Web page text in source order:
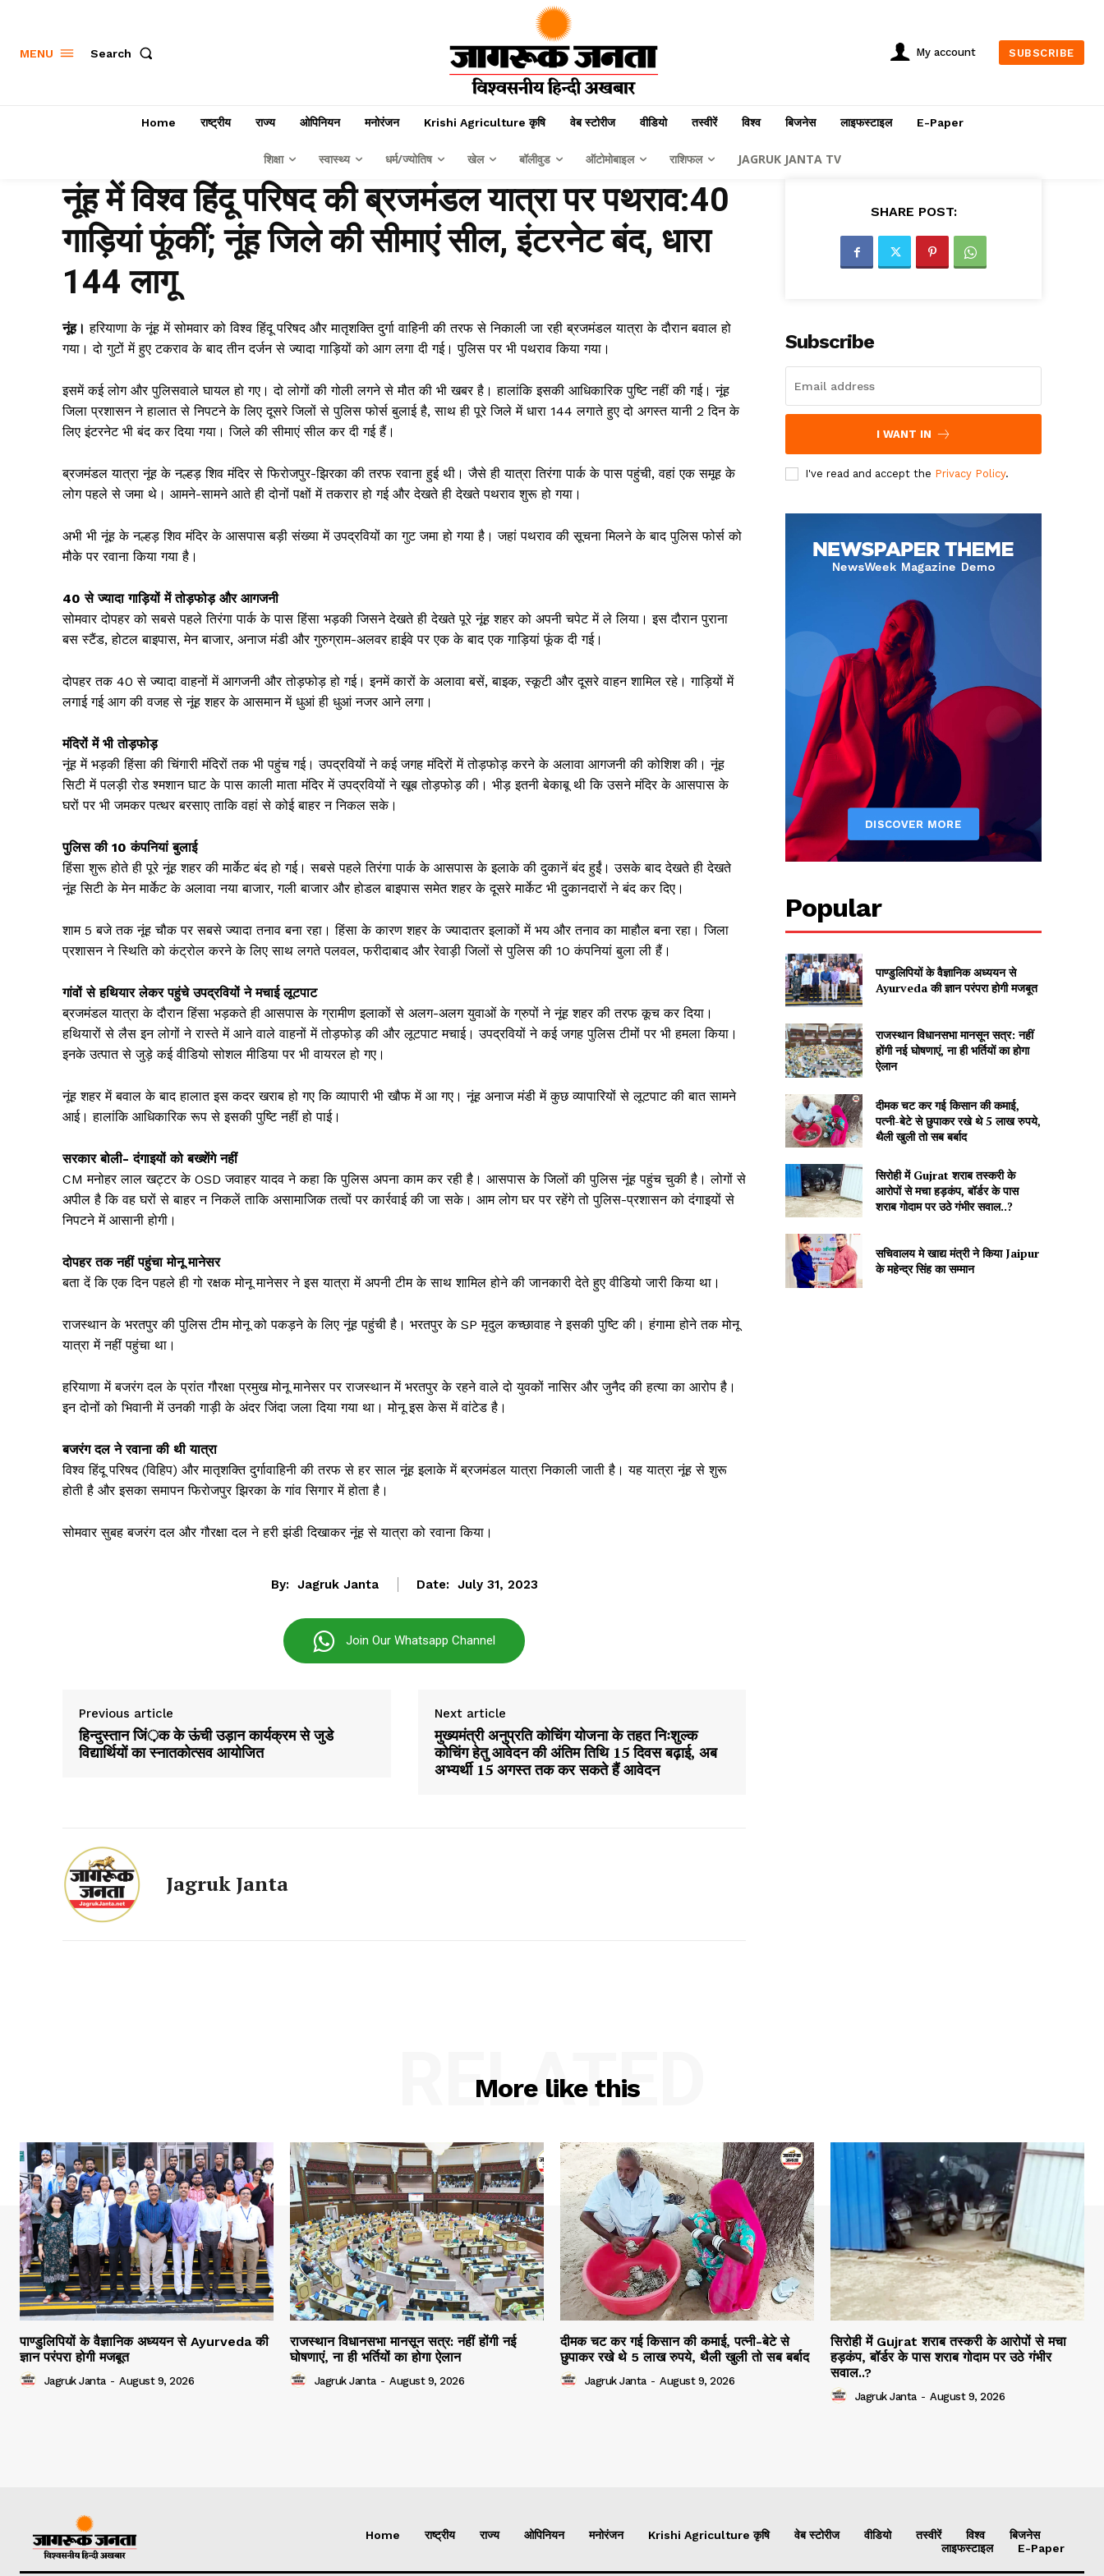
Vishwasniya Hindi
Company
Subscription Plans
MENU Search My account SUBSCRIBE
Home राष्ट्रीय राज्य ओपिनियन मनोरंजन Krishi Agriculture कृषि वेब स्टोरीज वीडियो तस्वीरें विश्व बिजनेस लाइफस्टाइल E-Paper
शिक्षा स्वास्थ्य धर्म/ज्योतिष खेल बॉलीवुड ऑटोमोबाइल राशिफल JAGRUK JANTA TV
नूंह में विश्व हिंदू परिषद की ब्रजमंडल यात्रा पर पथराव:40
गाड़ियां फूंकीं; नूंह जिले की सीमाएं सील, इंटरनेट बंद, धारा
144 लागू
नूंह। हरियाणा के नूंह में सोमवार को विश्व हिंदू परिषद और मातृशक्ति दुर्गा वाहिनी की तरफ से निकाली जा रही ब्रजमंडल यात्रा के दौरान बवाल हो
गया। दो गुटों में हुए टकराव के बाद तीन दर्जन से ज्यादा गाड़ियों को आग लगा दी गई। पुलिस पर भी पथराव किया गया।
इसमें कई लोग और पुलिसवाले घायल हो गए। दो लोगों की गोली लगने से मौत की भी खबर है। हालांकि इसकी आधिकारिक पुष्टि नहीं की गई। नूंह
जिला प्रशासन ने हालात से निपटने के लिए दूसरे जिलों से पुलिस फोर्स बुलाई है, साथ ही पूरे जिले में धारा 144 लगाते हुए दो अगस्त यानी 2 दिन के
लिए इंटरनेट भी बंद कर दिया गया। जिले की सीमाएं सील कर दी गई हैं।
ब्रजमंडल यात्रा नूंह के नल्हड़ शिव मंदिर से फिरोजपुर-झिरका की तरफ रवाना हुई थी। जैसे ही यात्रा तिरंगा पार्क के पास पहुंची, वहां एक समूह के
लोग पहले से जमा थे। आमने-सामने आते ही दोनों पक्षों में तकरार हो गई और देखते ही देखते पथराव शुरू हो गया।
अभी भी नूंह के नल्हड़ शिव मंदिर के आसपास बड़ी संख्या में उपद्रवियों का गुट जमा हो गया है। जहां पथराव की सूचना मिलने के बाद पुलिस फोर्स को
मौके पर रवाना किया गया है।
40 से ज्यादा गाड़ियों में तोड़फोड़ और आगजनी
सोमवार दोपहर को सबसे पहले तिरंगा पार्क के पास हिंसा भड़की जिसने देखते ही देखते पूरे नूंह शहर को अपनी चपेट में ले लिया। इस दौरान पुराना
बस स्टैंड, होटल बाइपास, मेन बाजार, अनाज मंडी और गुरुग्राम-अलवर हाईवे पर एक के बाद एक गाड़ियां फूंक दी गई।
दोपहर तक 40 से ज्यादा वाहनों में आगजनी और तोड़फोड़ हो गई। इनमें कारों के अलावा बसें, बाइक, स्कूटी और दूसरे वाहन शामिल रहे। गाड़ियों में
लगाई गई आग की वजह से नूंह शहर के आसमान में धुआं ही धुआं नजर आने लगा।
मंदिरों में भी तोड़फोड़
नूंह में भड़की हिंसा की चिंगारी मंदिरों तक भी पहुंच गई। उपद्रवियों ने कई जगह मंदिरों में तोड़फोड़ करने के अलावा आगजनी की कोशिश की। नूंह
सिटी में पलड़ी रोड श्मशान घाट के पास काली माता मंदिर में उपद्रवियों ने खूब तोड़फोड़ की। भीड़ इतनी बेकाबू थी कि उसने मंदिर के आसपास के
घरों पर भी जमकर पत्थर बरसाए ताकि वहां से कोई बाहर न निकल सके।
पुलिस की 10 कंपनियां बुलाई
हिंसा शुरू होते ही पूरे नूंह शहर की मार्केट बंद हो गई। सबसे पहले तिरंगा पार्क के आसपास के इलाके की दुकानें बंद हुईं। उसके बाद देखते ही देखते
नूंह सिटी के मेन मार्केट के अलावा नया बाजार, गली बाजार और होडल बाइपास समेत शहर के दूसरे मार्केट भी दुकानदारों ने बंद कर दिए।
शाम 5 बजे तक नूंह चौक पर सबसे ज्यादा तनाव बना रहा। हिंसा के कारण शहर के ज्यादातर इलाकों में भय और तनाव का माहौल बना रहा। जिला
प्रशासन ने स्थिति को कंट्रोल करने के लिए साथ लगते पलवल, फरीदाबाद और रेवाड़ी जिलों से पुलिस की 10 कंपनियां बुला ली हैं।
गांवों से हथियार लेकर पहुंचे उपद्रवियों ने मचाई लूटपाट
ब्रजमंडल यात्रा के दौरान हिंसा भड़कते ही आसपास के ग्रामीण इलाकों से अलग-अलग युवाओं के ग्रुपों ने नूंह शहर की तरफ कूच कर दिया।
हथियारों से लैस इन लोगों ने रास्ते में आने वाले वाहनों में तोड़फोड़ की और लूटपाट मचाई। उपद्रवियों ने कई जगह पुलिस टीमों पर भी हमला किया।
इनके उत्पात से जुड़े कई वीडियो सोशल मीडिया पर भी वायरल हो गए।
नूंह शहर में बवाल के बाद हालात इस कदर खराब हो गए कि व्यापारी भी खौफ में आ गए। नूंह अनाज मंडी में कुछ व्यापारियों से लूटपाट की बात सामने
आई। हालांकि आधिकारिक रूप से इसकी पुष्टि नहीं हो पाई।
सरकार बोली- दंगाइयों को बख्शेंगे नहीं
CM मनोहर लाल खट्टर के OSD जवाहर यादव ने कहा कि पुलिस अपना काम कर रही है। आसपास के जिलों की पुलिस नूंह पहुंच चुकी है। लोगों से
अपील है कि वह घरों से बाहर न निकलें ताकि असामाजिक तत्वों पर कार्रवाई की जा सके। आम लोग घर पर रहेंगे तो पुलिस-प्रशासन को दंगाइयों से
निपटने में आसानी होगी।
दोपहर तक नहीं पहुंचा मोनू मानेसर
बता दें कि एक दिन पहले ही गो रक्षक मोनू मानेसर ने इस यात्रा में अपनी टीम के साथ शामिल होने की जानकारी देते हुए वीडियो जारी किया था।
राजस्थान के भरतपुर की पुलिस टीम मोनू को पकड़ने के लिए नूंह पहुंची है। भरतपुर के SP मृदुल कच्छावाह ने इसकी पुष्टि की। हंगामा होने तक मोनू
यात्रा में नहीं पहुंचा था।
हरियाणा में बजरंग दल के प्रांत गौरक्षा प्रमुख मोनू मानेसर पर राजस्थान में भरतपुर के रहने वाले दो युवकों नासिर और जुनैद की हत्या का आरोप है।
इन दोनों को भिवानी में उनकी गाड़ी के अंदर जिंदा जला दिया गया था। मोनू इस केस में वांटेड है।
बजरंग दल ने रवाना की थी यात्रा
विश्व हिंदू परिषद (विहिप) और मातृशक्ति दुर्गावाहिनी की तरफ से हर साल नूंह इलाके में ब्रजमंडल यात्रा निकाली जाती है। यह यात्रा नूंह से शुरू
होती है और इसका समापन फिरोजपुर झिरका के गांव सिगार में होता है।
सोमवार सुबह बजरंग दल और गौरक्षा दल ने हरी झंडी दिखाकर नूंह से यात्रा को रवाना किया।
By: Jagruk Janta Date: July 31, 2023
Join Our Whatsapp Channel
Previous article
हिन्दुस्तान जिं़क के ऊंची उड़ान कार्यक्रम से जुडे
विद्यार्थियों का स्नातकोत्सव आयोजित
Next article
मुख्यमंत्री अनुप्रति कोचिंग योजना के तहत निःशुल्क
कोचिंग हेतु आवेदन की अंतिम तिथि 15 दिवस बढ़ाई, अब
अभ्यर्थी 15 अगस्त तक कर सकते हैं आवेदन
Jagruk Janta
SHARE POST:
Subscribe
I WANT IN
I've read and accept the Privacy Policy.
Popular
पाण्डुलिपियों के वैज्ञानिक अध्ययन से
Ayurveda की ज्ञान परंपरा होगी मजबूत
राजस्थान विधानसभा मानसून सत्र: नहीं
होंगी नई घोषणाएं, ना ही भर्तियों का होगा
ऐलान
दीमक चट कर गई किसान की कमाई,
पत्नी-बेटे से छुपाकर रखे थे 5 लाख रुपये,
थैली खुली तो सब बर्बाद
सिरोही में Gujrat शराब तस्करी के
आरोपों से मचा हड़कंप, बॉर्डर के पास
शराब गोदाम पर उठे गंभीर सवाल..?
सचिवालय मे खाद्य मंत्री ने किया Jaipur
के महेन्द्र सिंह का सम्मान
More like this
RELATED
पाण्डुलिपियों के वैज्ञानिक अध्ययन से Ayurveda की
ज्ञान परंपरा होगी मजबूत
Jagruk Janta - August 9, 2026
राजस्थान विधानसभा मानसून सत्र: नहीं होंगी नई
घोषणाएं, ना ही भर्तियों का होगा ऐलान
Jagruk Janta - August 9, 2026
दीमक चट कर गई किसान की कमाई, पत्नी-बेटे से
छुपाकर रखे थे 5 लाख रुपये, थैली खुली तो सब बर्बाद
Jagruk Janta - August 9, 2026
सिरोही में Gujrat शराब तस्करी के आरोपों से मचा
हड़कंप, बॉर्डर के पास शराब गोदाम पर उठे गंभीर
सवाल..?
Jagruk Janta - August 9, 2026
Home राष्ट्रीय राज्य ओपिनियन मनोरंजन Krishi Agriculture कृषि वेब स्टोरीज वीडियो तस्वीरें विश्व
बिजनेस
लाइफस्टाइल
E-Paper